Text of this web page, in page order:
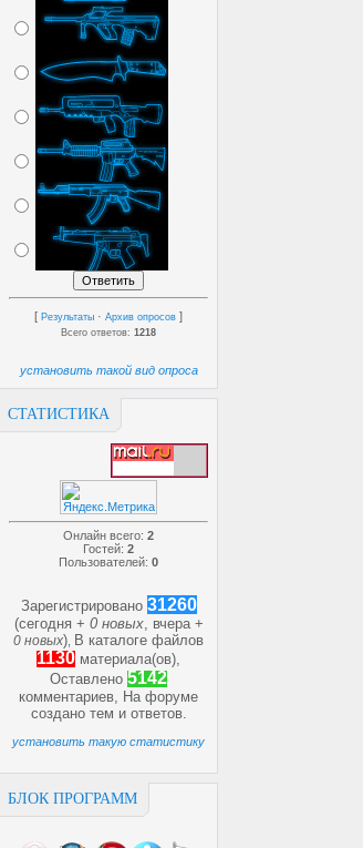
[ Результаты · Архив опросов ]
Всего ответов: 1218
установить такой вид опроса
СТАТИСТИКА
Онлайн всего: 2
Гостей: 2
Пользователей: 0
Зарегистрировано 31260
(сегодня + 0 новых, вчера +
0 новых) В каталоге файлов
1130 материала(ов),
Оставлено 5142
комментариев, На форуме
создано тем и ответов.
установить такую статистику
БЛОК ПРОГРАММ